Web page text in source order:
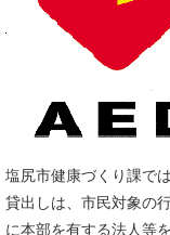
塩尻市健康づくり課で
貸出しは、市民対象の
に本部を有する法人等